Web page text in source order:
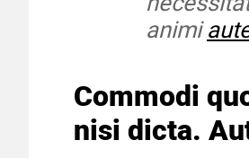
animi
Commodi
nisi dicta.